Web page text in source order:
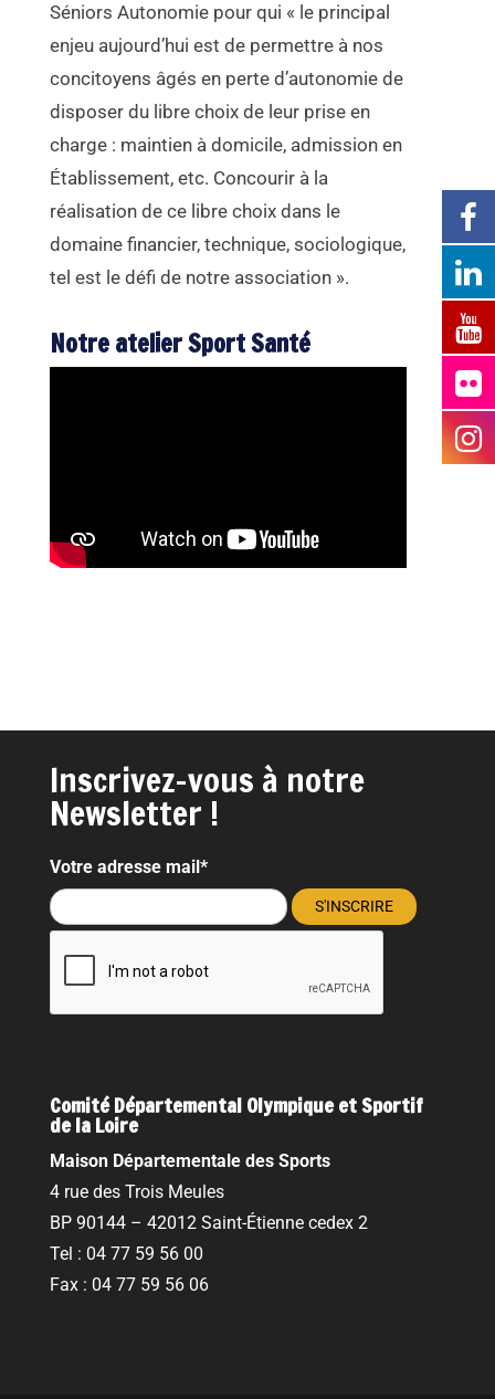
Séniors Autonomie pour qui « le principal
enjeu aujourd’hui est de permettre à nos
concitoyens âgés en perte d’autonomie de
disposer du libre choix de leur prise en
charge : maintien à domicile, admission en
Établissement, etc. Concourir à la
réalisation de ce libre choix dans le
domaine financier, technique, sociologique,
tel est le défi de notre association ».
Notre atelier Sport Santé
Inscrivez-vous à notre
Newsletter !
Votre adresse mail*
Comité Départemental Olympique et Sportif
de la Loire
Maison Départementale des Sports
4 rue des Trois Meules
BP 90144 – 42012 Saint-Étienne cedex 2
Tel : 04 77 59 56 00
Fax : 04 77 59 56 06